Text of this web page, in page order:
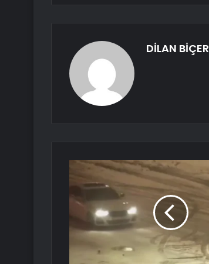
DİLAN BİÇER